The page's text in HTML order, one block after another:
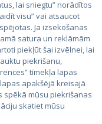
lai sniegtu” norādītos
visu” vai atsaucot
Ja izsekošanas
satura un reklāmām
piekļūt šai izvēlnei, lai
piekrišanu,
tīmekļa lapas
apakšējā kreisajā
spēkā mūsu piekrišanas
skatiet mūsu